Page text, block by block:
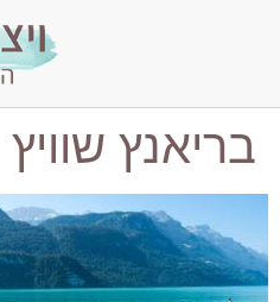
בריאנץ שוויץ